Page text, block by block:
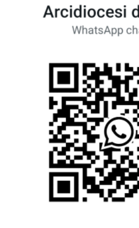
ore 11:30 - Lucca, Scuola
- Viale Castruccio
murales in
curato dal Liceo
ore 18 - Fiano
- Messa in
celebrata da mons.
di Lucca
ore 20.30 -
al Cippo di don
della Memoria in alcuni
città. Ritrovo alle ore